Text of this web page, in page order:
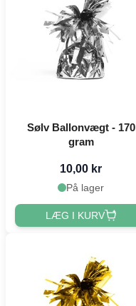
Sølv Ballonvægt - 170
gram
10,00 kr
På lager
LÆG I KURV